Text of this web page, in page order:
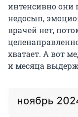
интенсивно они
недосып,
врачей нет,
хватает. А вот
и месяца